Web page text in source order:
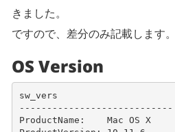
きました。
ですので、差分のみ記載します。
OS Version
sw_vers
----------------------------
ProductName:    Mac OS X